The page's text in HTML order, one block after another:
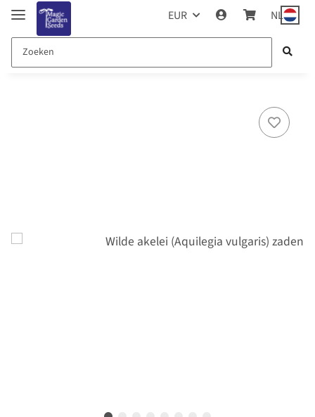
EUR NL